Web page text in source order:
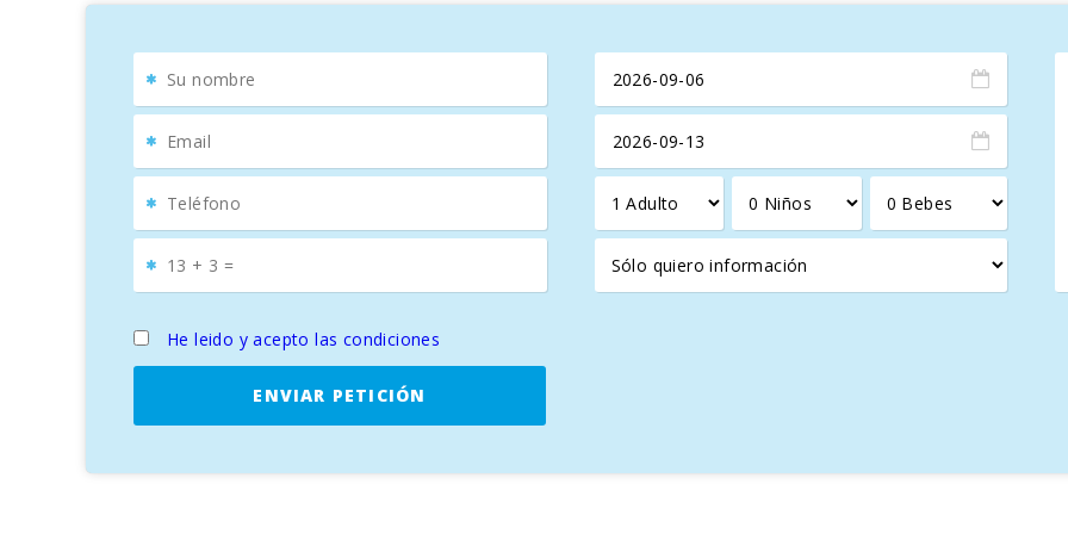
con una cancha de tenis y un campo de voleibol.
Por otro lado, si desea celebrar una fiesta durante su estancia, le pedimos que nos lo comunique de antemano. Se
del dueño o montar un catering en la misma villa donde estará alojado.
Aparcamiento para bicicletas, transporte desde la finca hasta el punto de inicio del tour, catering
profesionales, ruta de ciclismo designada.
He leido y acepto las condiciones
ENVIAR PETICIÓN